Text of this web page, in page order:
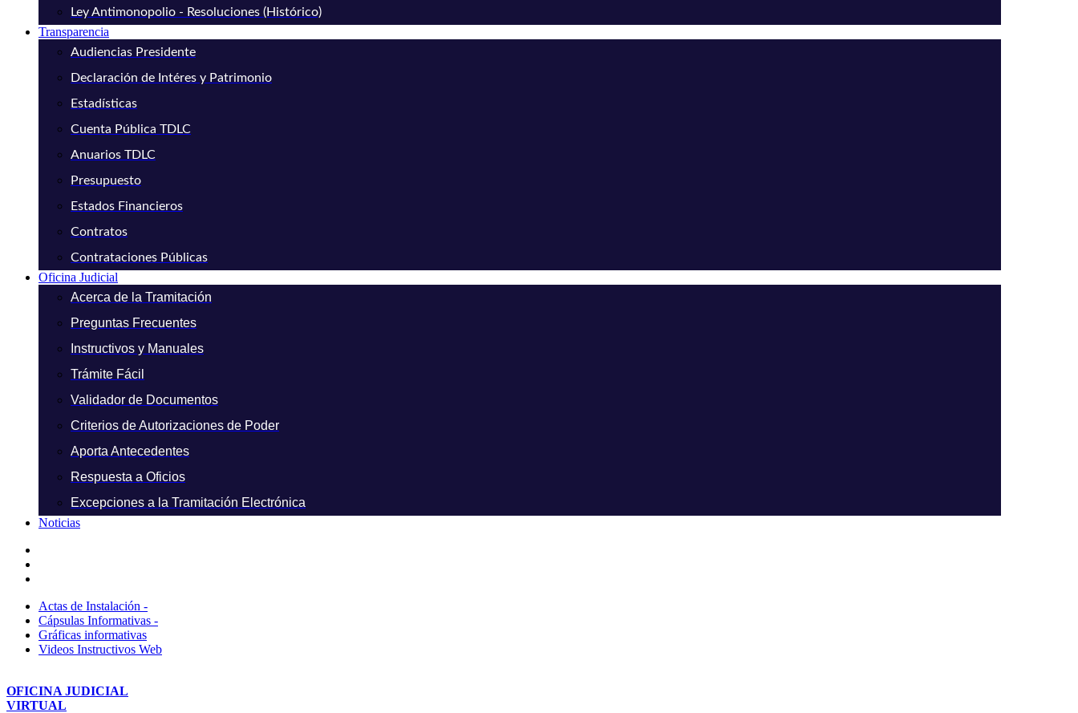
Ley Antimonopolio - Resoluciones (Histórico)
Transparencia
Audiencias Presidente
Declaración de Intéres y Patrimonio
Estadísticas
Cuenta Pública TDLC
Anuarios TDLC
Presupuesto
Estados Financieros
Contratos
Contrataciones Públicas
Oficina Judicial
Acerca de la Tramitación
Preguntas Frecuentes
Instructivos y Manuales
Trámite Fácil
Validador de Documentos
Criterios de Autorizaciones de Poder
Aporta Antecedentes
Respuesta a Oficios
Excepciones a la Tramitación Electrónica
Noticias
Actas de Instalación -
Cápsulas Informativas -
Gráficas informativas
Videos Instructivos Web
OFICINA JUDICIAL
VIRTUAL